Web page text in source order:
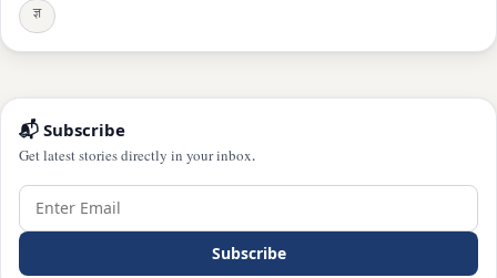
ज्ञ
📬 Subscribe
Get latest stories directly in your inbox.
Subscribe